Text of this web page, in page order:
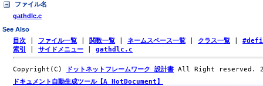
ファイル名
gathdlc.c
See Also
目次 ファイル一覧 関数一覧 ネームスペース一覧 クラス一覧
索引
サイドメニュー gathdlc.c
Copyright(C) ドットネットフレームワーク 設計書 All Right reserved.
ドキュメント自動生成ツール【A HotDocument】